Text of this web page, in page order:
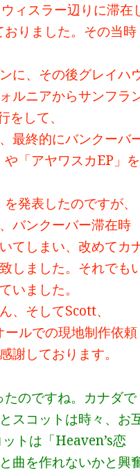
ィスラー辺りに滞在
りました。その当時
に、その後グレイハ
ルニアからサンフラ
して、
最終的にバンクーバ
「アヤワスカEP」を
発表したのですが、
バンクーバー滞在時
てしまい、改めてカ
しました。それでも
いました。
、そしてScott、
ルでの現地制作依頼
謝しております。
のですね。カナダで
スコットは時々、お
トは「Heaven’s恋
曲を作れないかと興